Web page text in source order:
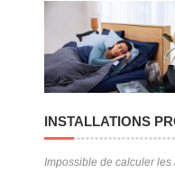
INSTALLATIONS
Impossible de calculer